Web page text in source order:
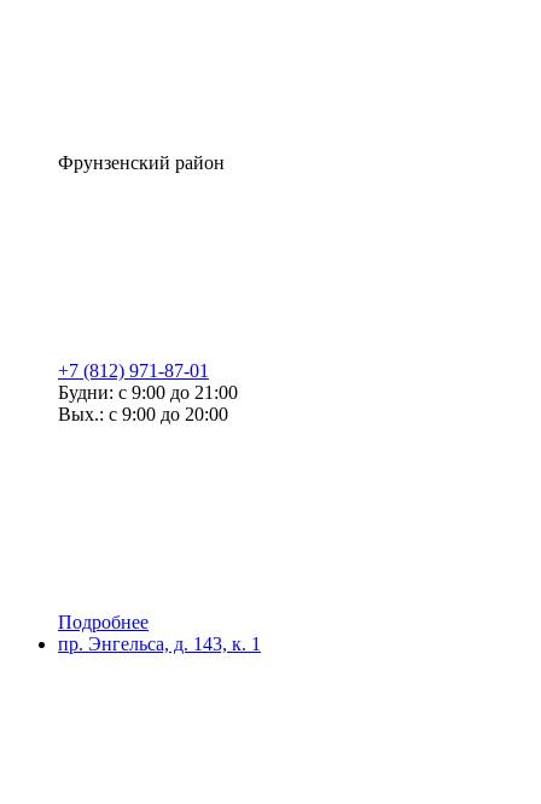
Фрунзенский район
+7 (812) 971-87-01
Будни: с 9:00 до 21:00
Вых.: с 9:00 до 20:00
Подробнее
пр. Энгельса, д. 143, к. 1